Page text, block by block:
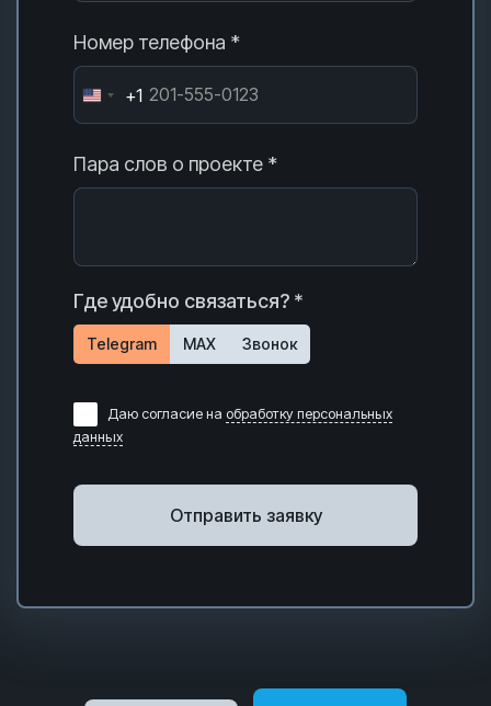
Номер телефона *
+1
Пара слов о проекте *
Где удобно связаться? *
Telegram MAX Звонок
Даю согласие на обработку персональных
данных
Отправить заявку